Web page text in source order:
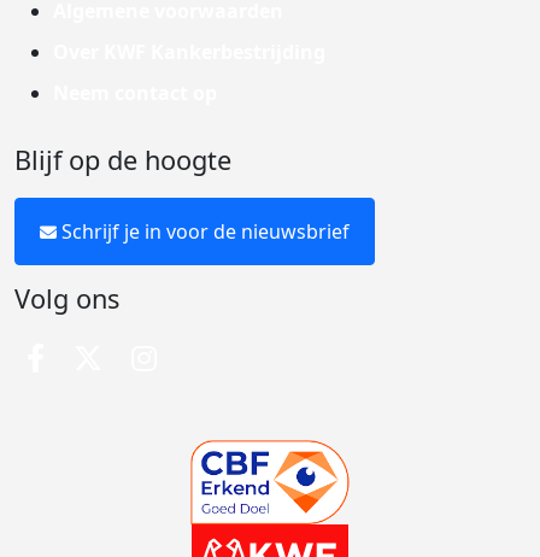
Blijf op de hoogte
Schrijf je in voor de nieuwsbrief
Volg ons